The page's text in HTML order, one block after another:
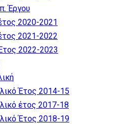
Έργου
2020-2021
2021-2022
2022-2023
Έτος 2014-15
έτος 2017-18
Έτος 2018-19